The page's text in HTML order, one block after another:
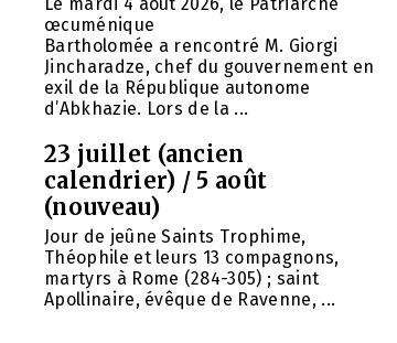
œcuménique
Bartholomée a rencontré M. Giorgi
Jincharadze, chef du gouvernement en
exil de la République autonome
d’Abkhazie. Lors de la ...
23 juillet (ancien
calendrier) / 5 août
(nouveau)
Jour de jeûne Saints Trophime,
Théophile et leurs 13 compagnons,
martyrs à Rome (284-305) ; saint
Apollinaire, évêque de Ravenne, ...